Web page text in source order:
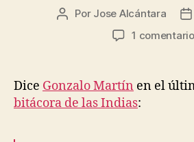
Autor
Por Jose Alcántara
de
1 comentario
Dice Gonzalo Martín en el
bitácora de las Indias: